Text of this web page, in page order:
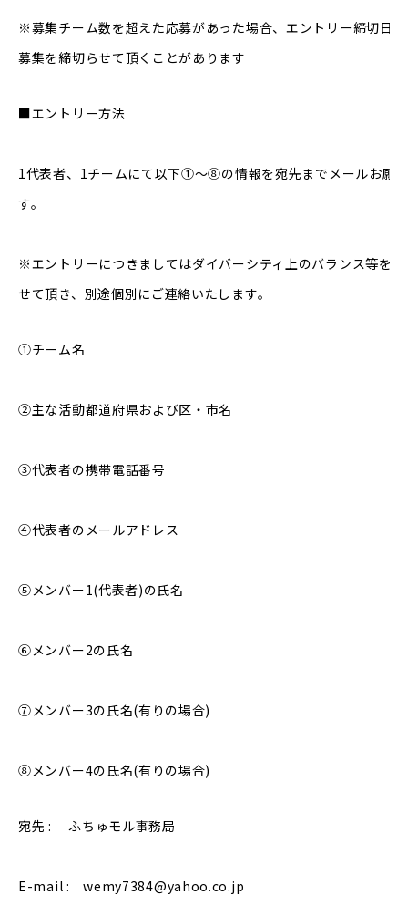
※募集チーム数を超えた応募があった場合、エントリー締切日
募集を締切らせて頂くことがあります
■エントリー方法
1代表者、1チームにて以下①～⑧の情報を宛先までメールお願
す。
※エントリーにつきましてはダイバーシティ上のバランス等を
せて頂き、別途個別にご連絡いたします。
①チーム名
②主な活動都道府県および区・市名
③代表者の携帯電話番号
④代表者のメールアドレス
⑤メンバー1(代表者)の氏名
⑥メンバー2の氏名
⑦メンバー3の氏名(有りの場合)
⑧メンバー4の氏名(有りの場合)
宛先 : ふちゅモル事務局
E-mail : wemy7384@yahoo.co.jp